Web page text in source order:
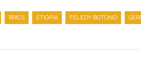
, BRICS , ETIÓPIA , FELEDY BOTOND ,